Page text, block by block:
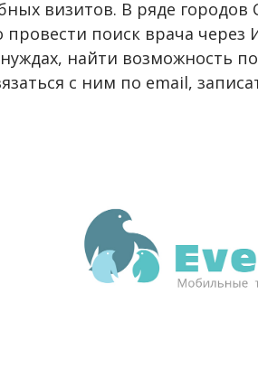
визитов. В ряде
поиск врача через
найти возможность
с ним по email,